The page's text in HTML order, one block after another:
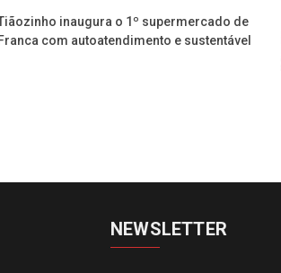
inaugura o 1º supermercado de
Franca com autoatendimento e sustentável
NEWSLETTER